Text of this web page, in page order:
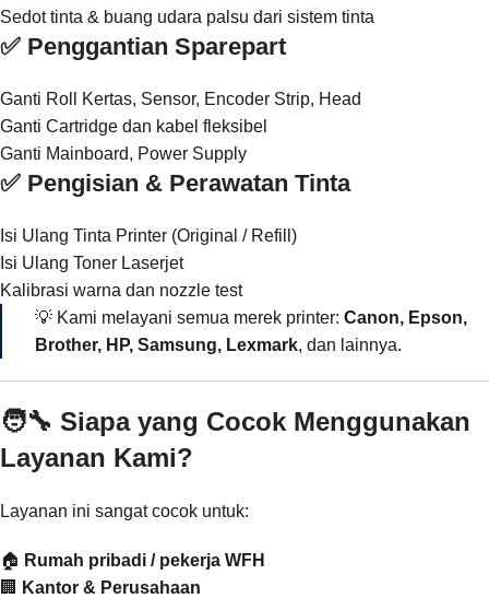
Sedot tinta & buang udara palsu dari sistem tinta
✅ Penggantian Sparepart
Ganti Roll Kertas, Sensor, Encoder Strip, Head
Ganti Cartridge dan kabel fleksibel
Ganti Mainboard, Power Supply
✅ Pengisian & Perawatan Tinta
Isi Ulang Tinta Printer (Original / Refill)
Isi Ulang Toner Laserjet
Kalibrasi warna dan nozzle test
💡 Kami melayani semua merek printer: Canon, Epson,
Brother, HP, Samsung, Lexmark, dan lainnya.
🧑‍🔧 Siapa yang Cocok Menggunakan
Layanan Kami?
Layanan ini sangat cocok untuk:
🏠 Rumah pribadi / pekerja WFH
🏢
Kantor & Perusahaan